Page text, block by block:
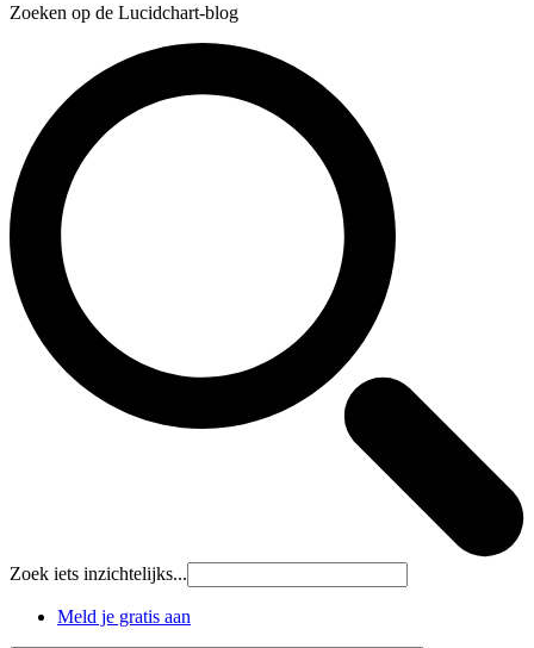
Zoeken op de Lucidchart-blog
Zoek iets inzichtelijks...
Meld je gratis aan